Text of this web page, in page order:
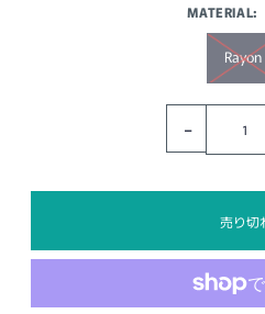
MATERIAL:
Rayon
-